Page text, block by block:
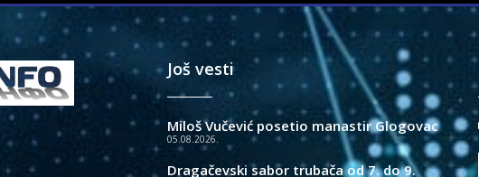
Još vesti
Miloš Vučević posetio manastir Glogovac
05.08.2026.
Dragačevski sabor trubača od 7. do 9.